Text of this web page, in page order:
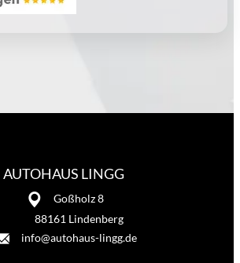
AUTOHAUS LINGG
Goßholz 8
88161 Lindenberg
info@autohaus-lingg.de